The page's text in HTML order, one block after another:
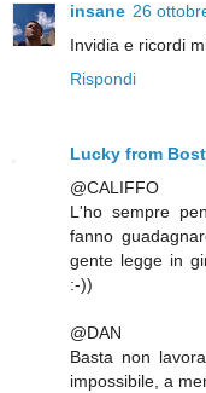
insane 26
Invidia e ricordi
Rispondi
Lucky from
@CALIFFO
L'ho sempre
fanno
gente legge in
:-))
@DAN
Basta non
impossibile, a